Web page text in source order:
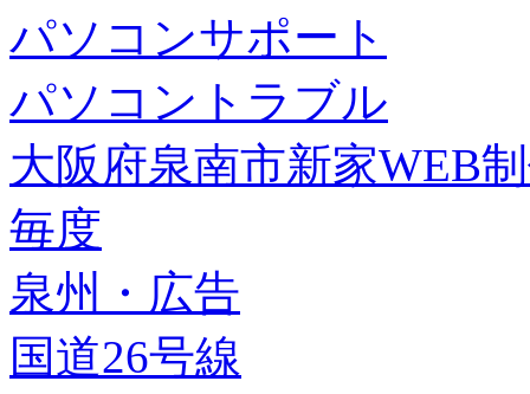
パソコンサポート
パソコントラブル
大阪府泉南市新家WEB
毎度
泉州・広告
国道26号線